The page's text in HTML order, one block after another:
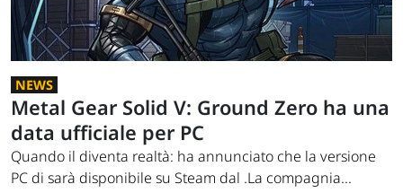
NEWS
Metal Gear Solid V: Ground Zero ha una
data ufficiale per PC
Quando il diventa realtà: ha annunciato che la versione
PC di sarà disponibile su Steam dal .La compagnia...